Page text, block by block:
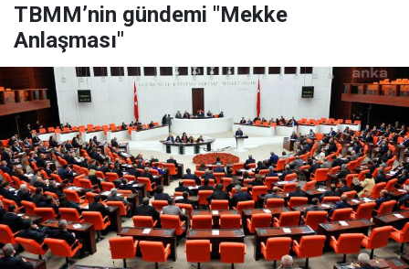
TBMM’nin gündemi "Mekke
Anlaşması"